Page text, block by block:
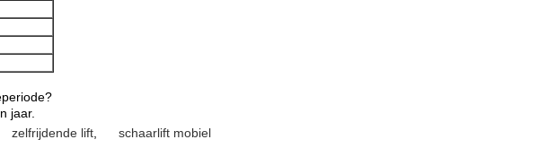
jaar.
zelfrijdende lift, schaarlift mobiel